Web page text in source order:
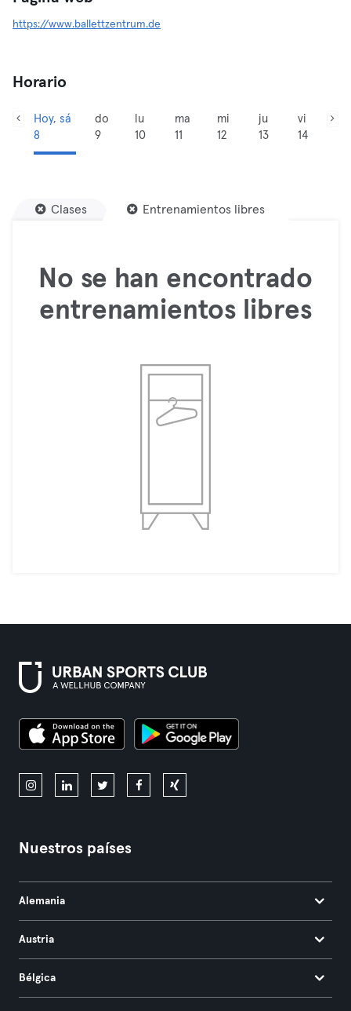
https://www.ballettzentrum.de
Horario
Hoy, sá
8
do
9
lu
10
ma
11
mi
12
ju
13
vi
14
Clases Entrenamientos libres
No se han encontrado
entrenamientos libres
Nuestros países
Alemania
Austria
Bélgica